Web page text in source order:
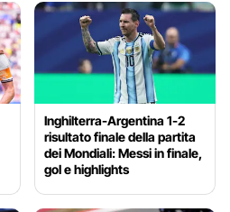
Inghilterra-Argentina 1-2
risultato finale della partita
dei Mondiali: Messi in finale,
gol e highlights